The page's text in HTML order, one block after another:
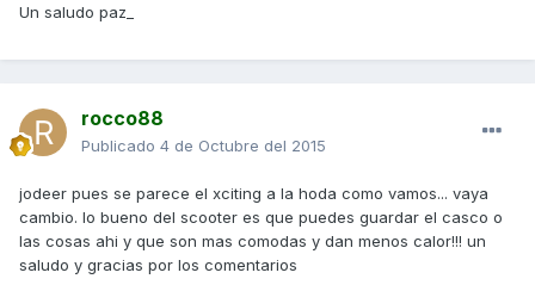
Un saludo paz_
rocco88
Publicado 4 de Octubre del 2015
jodeer pues se parece el xciting a la hoda como vamos... vaya
cambio. lo bueno del scooter es que puedes guardar el casco o
las cosas ahi y que son mas comodas y dan menos calor!!! un
saludo y gracias por los comentarios